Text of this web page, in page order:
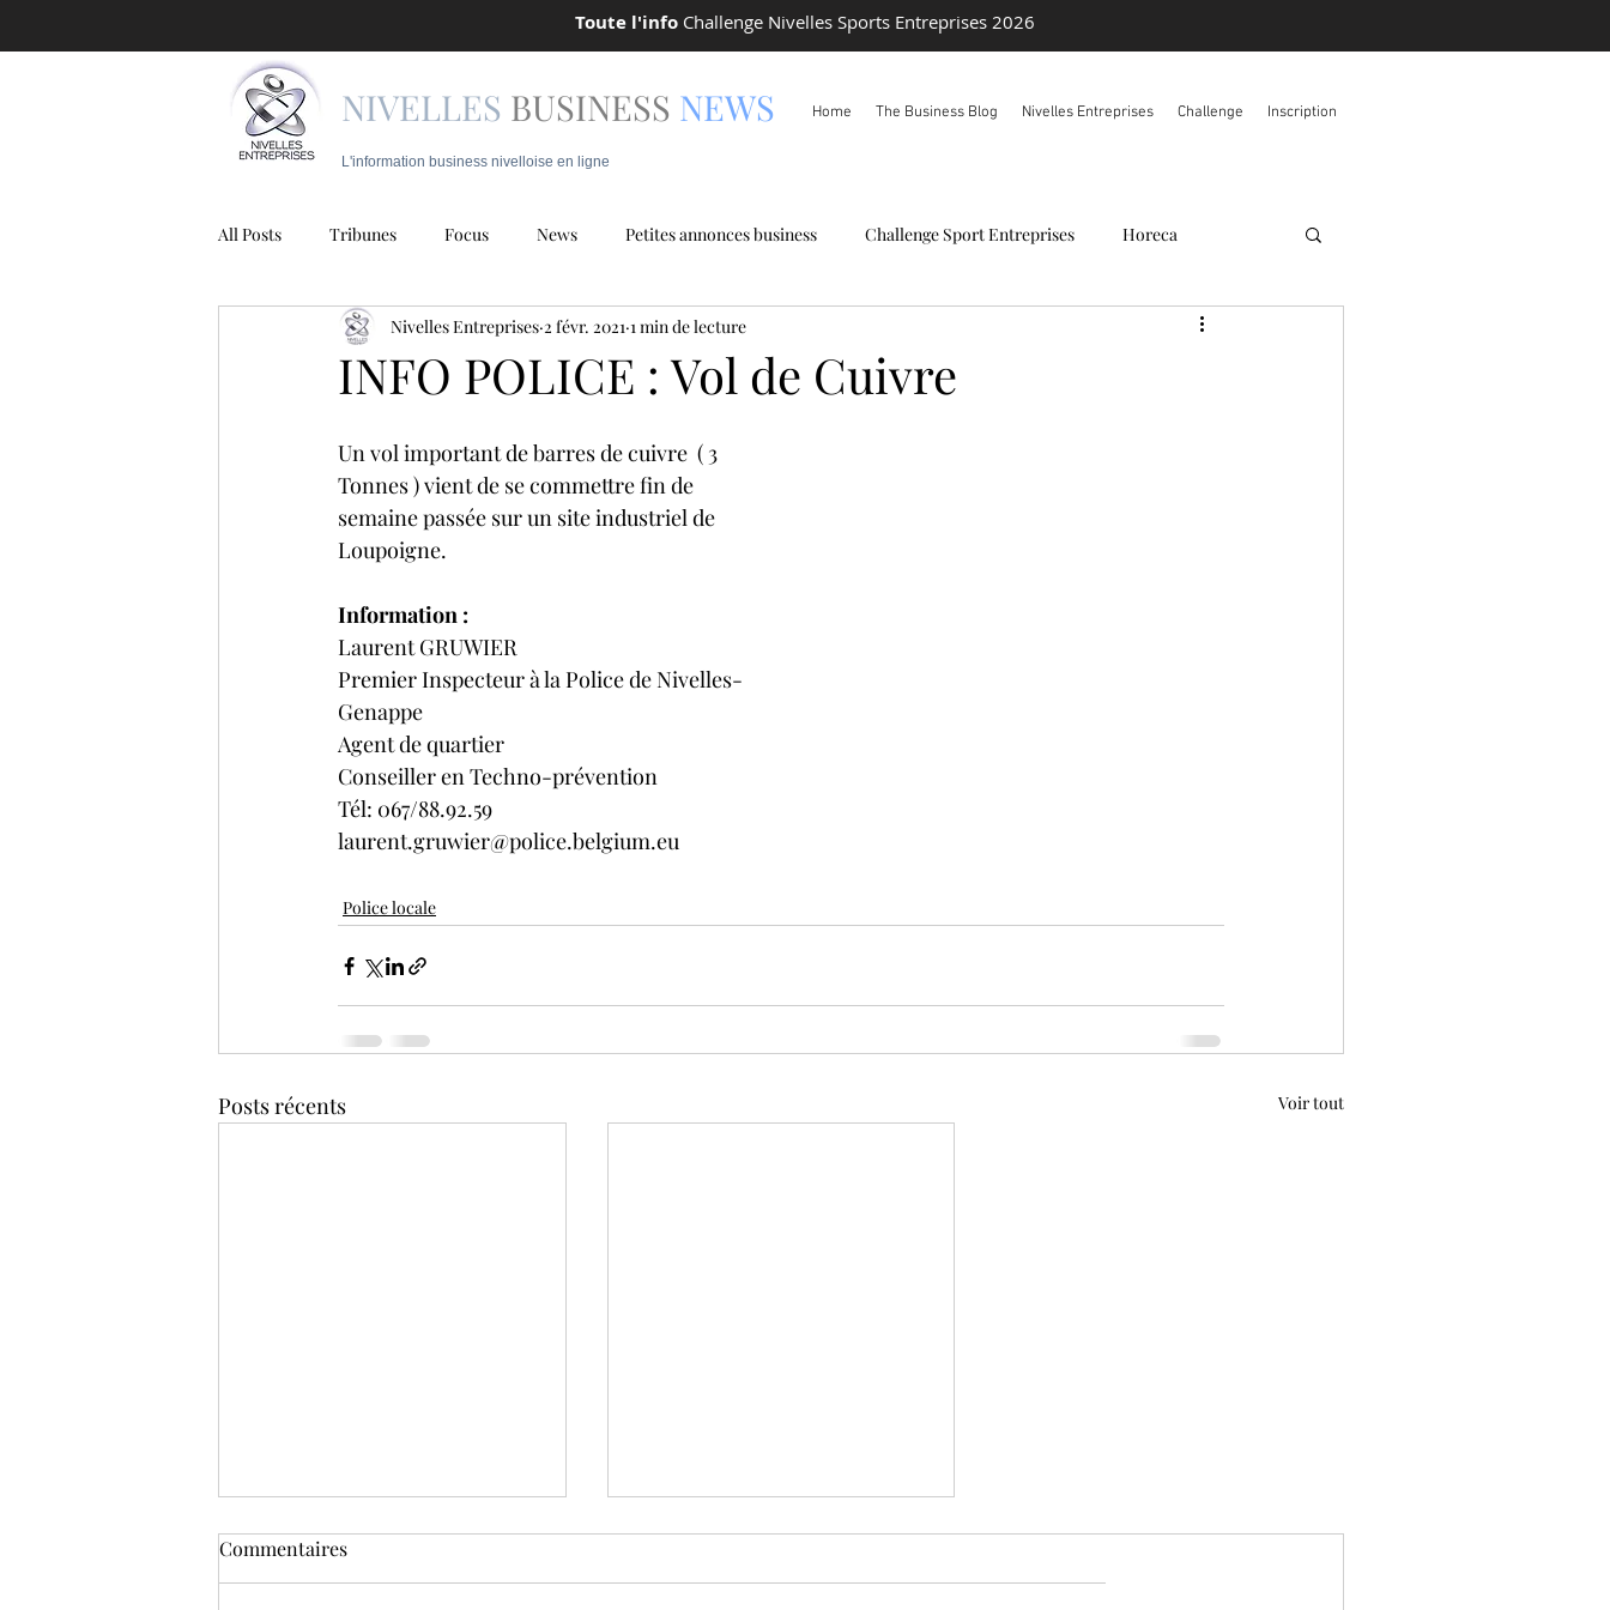
Toute l'info Challenge Nivelles Sports Entreprises 2026
NIVELLES BUSINESS NEWS Home The Business Blog Nivelles Entreprises Challenge Inscription
L'information business nivelloise en ligne
All Posts Tribunes Focus News Petites annonces business Challenge Sport Entreprises Horeca
Mobilité Police locale Info Pareto
INFO POLICE : Vol de Cuivre
Nivelles Entreprises 2 févr. 2021 1 min de lecture
Un vol important de barres de cuivre  ( 3
Tonnes ) vient de se commettre fin de
semaine passée sur un site industriel de
Loupoigne.
Information :
Laurent GRUWIER
Premier Inspecteur à la Police de Nivelles-
Genappe
Agent de quartier
Conseiller en Techno-prévention
Tél: 067/88.92.59
laurent.gruwier@police.belgium.eu
Police locale
Posts récents Voir tout
Commentaires